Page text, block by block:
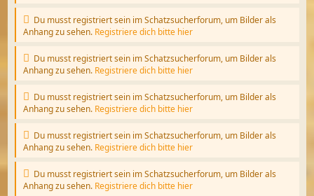
Du musst registriert sein im Schatzsucherforum, um Bilder als
Anhang zu sehen. Registriere dich bitte hier
Du musst registriert sein im Schatzsucherforum, um Bilder als
Anhang zu sehen. Registriere dich bitte hier
Du musst registriert sein im Schatzsucherforum, um Bilder als
Anhang zu sehen. Registriere dich bitte hier
Du musst registriert sein im Schatzsucherforum, um Bilder als
Anhang zu sehen. Registriere dich bitte hier
Du musst registriert sein im Schatzsucherforum, um Bilder als
Anhang zu sehen. Registriere dich bitte hier